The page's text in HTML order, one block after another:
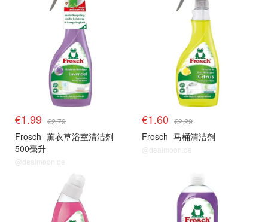
€1.99 €2.79
Frosch 薰衣草浴室清洁剂
500毫升
@dealmoon.de
€1.60 €2.29
Frosch 马桶清洁剂
@dealmoon.de